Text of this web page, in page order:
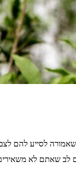
לסייע להם
לב שאתם לא